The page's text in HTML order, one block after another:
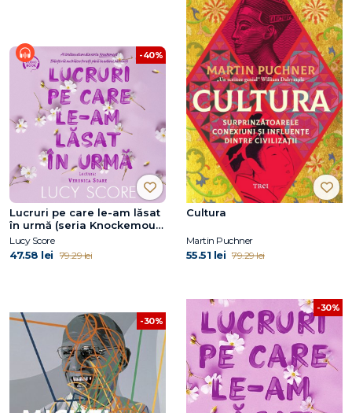
-40%
Lucruri pe care le-am lăsat
în urmă (seria Knockemout,
vol. 3)
Lucy Score
47.58 lei 79.29 lei
Cultura
Martin Puchner
55.51 lei 79.29 lei
-30%
-30%